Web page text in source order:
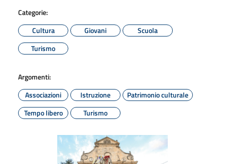
Categorie:
Cultura
Giovani
Scuola
Turismo
Argomenti:
Associazioni
Istruzione
Patrimonio culturale
Tempo libero
Turismo